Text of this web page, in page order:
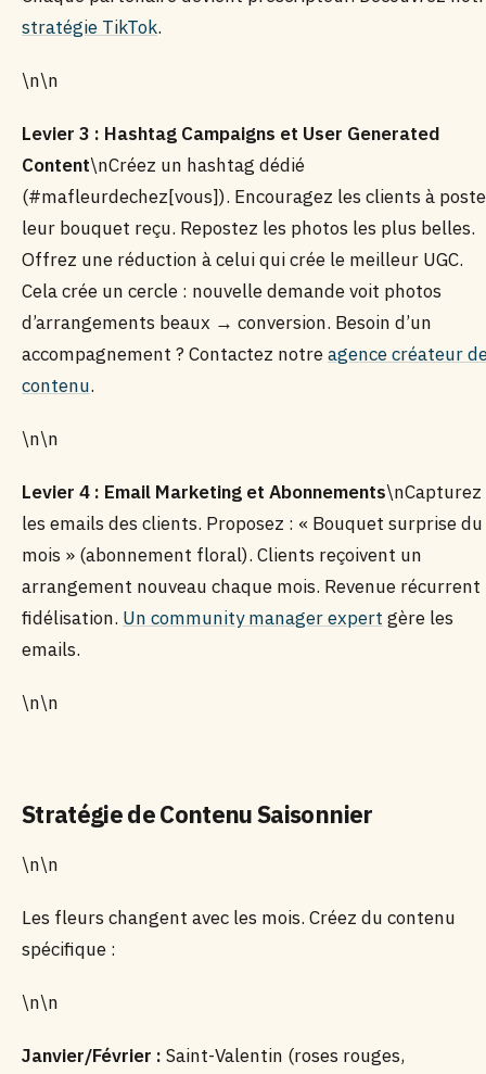
stratégie TikTok.
\n\n
Levier 3 : Hashtag Campaigns et User Generated
Content\nCréez un hashtag dédié
(#mafleurdechez[vous]). Encouragez les clients à
leur bouquet reçu. Repostez les photos les plus belles.
Offrez une réduction à celui qui crée le meilleur UGC.
Cela crée un cercle : nouvelle demande voit photos
d’arrangements beaux → conversion. Besoin d’un
accompagnement ? Contactez notreagence créateur
contenu.
\n\n
Levier 4 : Email Marketing et Abonnements\nCapturez
les emails des clients. Proposez : « Bouquet surprise du
mois » (abonnement floral). Clients reçoivent un
arrangement nouveau chaque mois. Revenue récurrent
fidélisation. Un community manager expert gère les
emails.
\n\n
Stratégie de Contenu Saisonnier
\n\n
Les fleurs changent avec les mois. Créez du contenu
spécifique :
\n\n
Janvier/Février : Saint-Valentin (roses rouges,